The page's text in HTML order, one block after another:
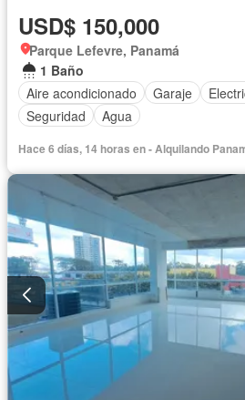
USD$ 150,000
Parque Lefevre, Panamá
1 Baño
Aire acondicionado
Garaje
Seguridad
Agua
Hace 6 días, 14 horas en - Alquilando